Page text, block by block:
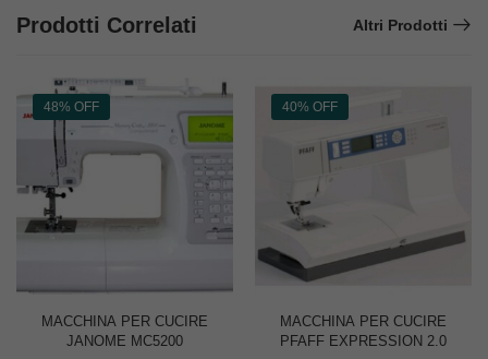
Prodotti Correlati Altri Prodotti
48% OFF
MACCHINA PER CUCIRE
JANOME MC5200
40% OFF
MACCHINA PER CUCIRE
PFAFF EXPRESSION 2.0